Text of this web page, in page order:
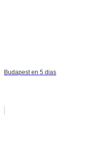
Budapest en 5 dias